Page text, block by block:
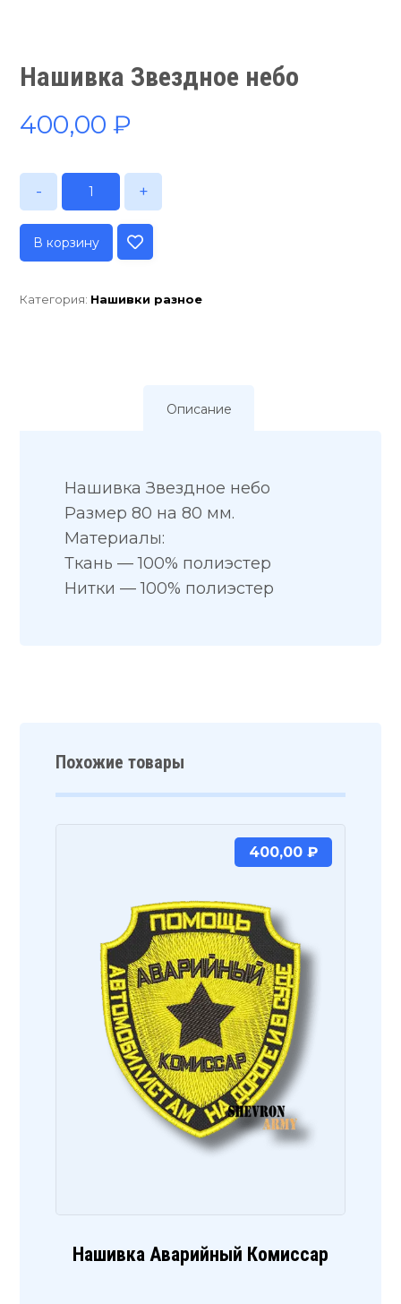
Нашивка Звездное небо
400,00₽
- +
В корзину
Категория: Нашивки разное
Описание
Нашивка Звездное небо
Размер 80 на 80 мм.
Материалы:
Ткань — 100% полиэстер
Нитки — 100% полиэстер
Похожие товары
Нашивка Аварийный Комиссар
400,00 ₽